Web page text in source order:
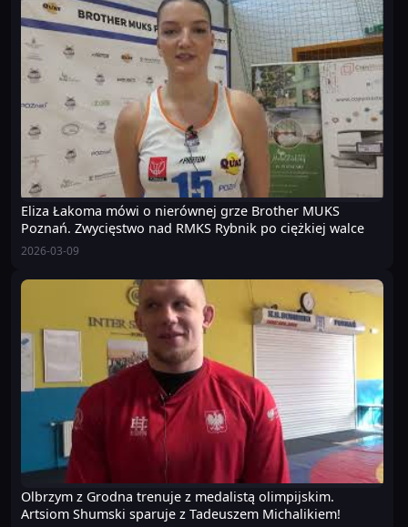
Eliza Łakoma mówi o nierównej grze Brother MUKS
Poznań. Zwycięstwo nad RMKS Rybnik po ciężkiej walce
2026-03-09
Olbrzym z Grodna trenuje z medalistą olimpijskim.
Artsiom Shumski sparuje z Tadeuszem Michalikiem!